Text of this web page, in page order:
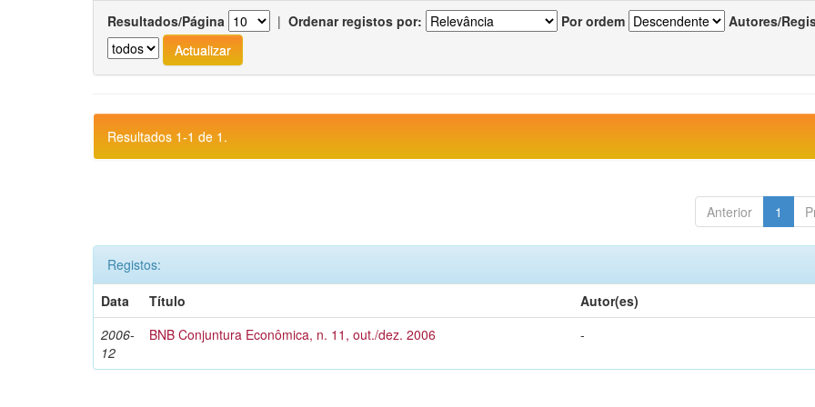
Resultados/Página | Ordenar registos por: Por ordem Autores/
Resultados 1-1 de 1.
Anterior 1
Registos:
Data
Título
Autor(es)
2006-
12
BNB Conjuntura Econômica, n. 11, out./dez. 2006 -